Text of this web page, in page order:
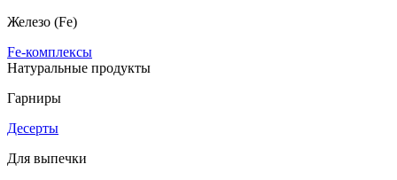
Железо (Fe)
Fe-комплексы
Натуральные продукты
Гарниры
Десерты
Для выпечки